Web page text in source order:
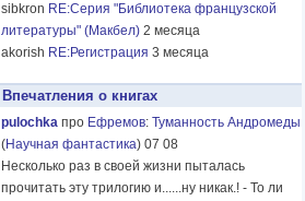
sibkron RE:Серия "Библиотека французской
литературы" (Макбел) 2 месяца
akorish RE:Регистрация 3 месяца
Впечатления о книгах
pulochka про Ефремов: Туманность Андромеды
(Научная фантастика) 07 08
Несколько раз в своей жизни пыталась
прочитать эту трилогию и......ну никак.! - То ли